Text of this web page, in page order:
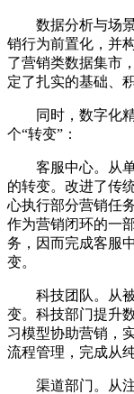
数据分析与场景
销行为前置化，并
了营销类数据集市
定了扎实的基础、
同时，数字化精
个“转变”：
客服中心。从单
的转变。改进了传
心执行部分营销任
作为营销闭环的一
务，因而完成客服
变。
科技团队。从被
变。科技部门提升
习模型协助营销，
流程管理，完成从
渠道部门。从注